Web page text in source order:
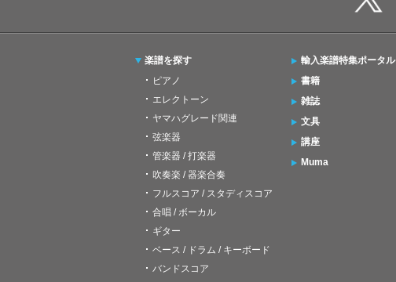
楽譜を探す
ピアノ
エレクトーン
ヤマハグレード関連
弦楽器
管楽器 / 打楽器
吹奏楽 / 器楽合奏
フルスコア / スタディスコア
合唱 / ボーカル
ギター
ベース / ドラム / キーボード
バンドスコア
輸入楽譜特集ポータル
書籍
雑誌
文具
講座
Muma